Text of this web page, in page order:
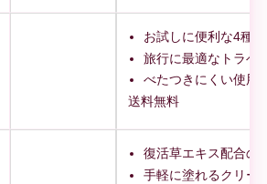
お試しに便利な4種
旅行に最適なトラベ
べたつきにくい使用
送料無料
復活草エキス配合の
手軽に塗れるクリー